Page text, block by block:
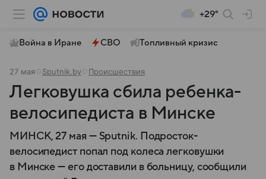
+29°
Война в Иране СВО Топливный кризис
27 мая Sputnik.by Происшествия
Легковушка сбила ребенка-
велосипедиста в Минске
МИНСК, 27 мая — Sputnik. Подросток-
велосипедист попал под колеса легковушки
в Минске — его доставили в больницу, сообщили